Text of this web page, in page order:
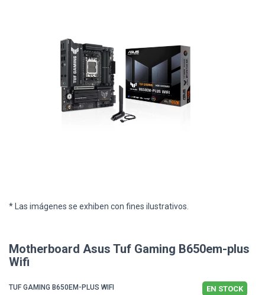
* Las imágenes se exhiben con fines ilustrativos.
Motherboard Asus Tuf Gaming B650em-plus
Wifi
TUF GAMING B650EM-PLUS WIFI EN STOCK